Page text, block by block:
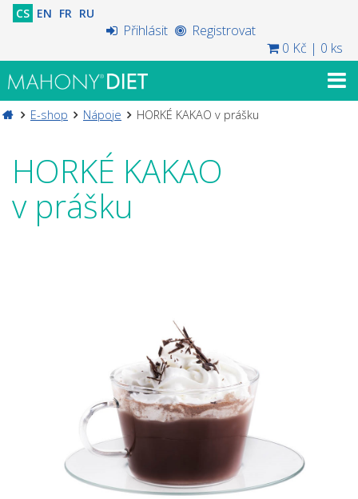
CS EN FR RU
Přihlásit
Registrovat
0 Kč | 0 ks
E-shop Nápoje HORKÉ KAKAO v prášku
HORKÉ KAKAO
v prášku